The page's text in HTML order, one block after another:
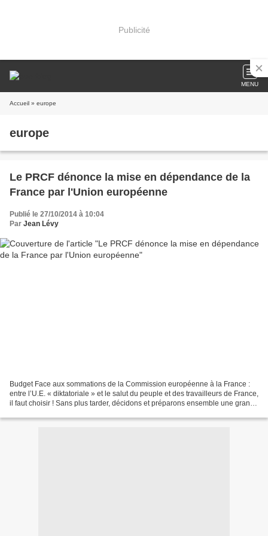
Publicité
MENU
Accueil » europe
europe
Le PRCF dénonce la mise en dépendance de la
France par l'Union européenne
Publié le 27/10/2014 à 10:04
Par Jean Lévy
Budget Face aux sommations de la Commission européenne à la France :
entre l’U.E. « diktatoriale » et le salut du peuple et des travailleurs de France,
il faut choisir ! Sans plus tarder, décidons et préparons ensemble une grande